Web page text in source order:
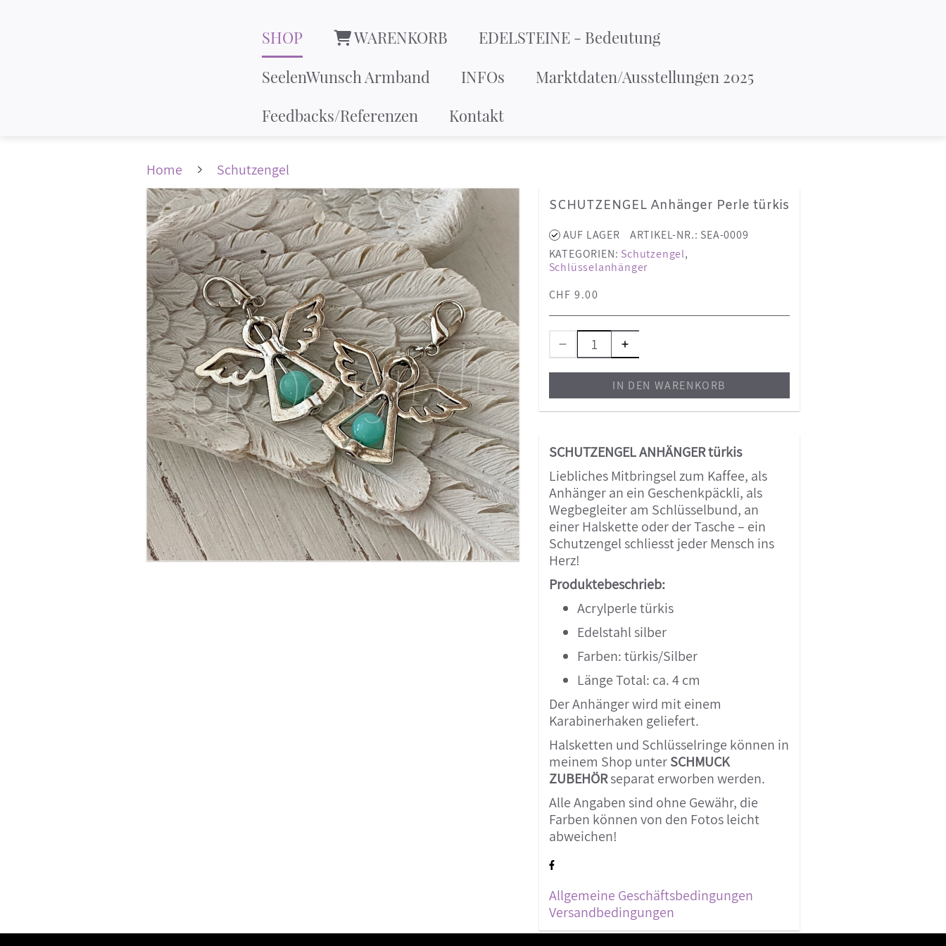
SHOP WARENKORB
EDELSTEINE - Bedeutung
SeelenWunsch Armband
INFOs
Marktdaten/Ausstellungen 2025
Feedbacks/Referenzen
Kontakt
Home Schutzengel
SCHUTZENGEL Anhänger Perle türkis
AUF LAGER
ARTIKEL-NR.: SEA-0009
KATEGORIEN: Schutzengel,
Schlüsselanhänger
CHF 9.00
IN DEN WARENKORB
SCHUTZENGEL ANHÄNGER türkis
Liebliches Mitbringsel zum Kaffee, als
Anhänger an ein Geschenkpäckli, als
Wegbegleiter am Schlüsselbund, an
einer Halskette oder der Tasche – ein
Schutzengel schliesst jeder Mensch ins
Herz!
Produktebeschrieb:
Acrylperle türkis
Edelstahl silber
Farben: türkis/Silber
Länge Total: ca. 4 cm
Der Anhänger wird mit einem
Karabinerhaken geliefert.
Halsketten und Schlüsselringe können in
meinem Shop unterSCHMUCK
ZUBEHÖRseparat erworben werden.
Alle Angaben sind ohne Gewähr, die
Farben können von den Fotos leicht
abweichen!
Allgemeine Geschäftsbedingungen
Versandbedingungen